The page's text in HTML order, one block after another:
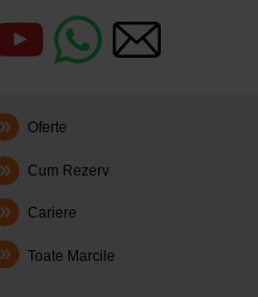
Oferte
Cum Rezerv
Cariere
Toate Marcile